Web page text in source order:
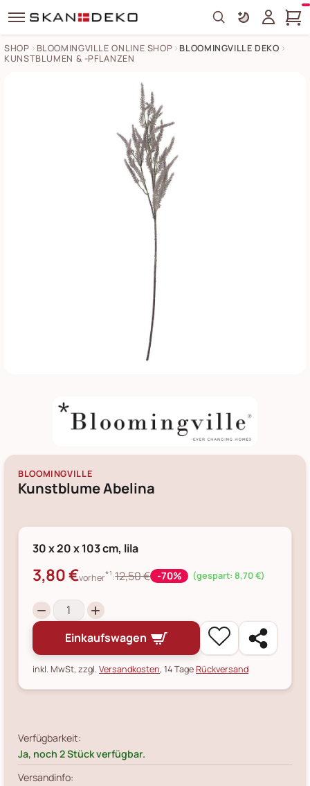
Search
SHOP BLOOMINGVILLE ONLINE SHOP
BLOOMINGVILLE DEKO
KUNSTBLUMEN & -PFLANZEN
BLOOMINGVILLE
Kunstblume Abelina
30 x 20 x 103 cm, lila
3,80 €vorher*¹:12,50 € -70% (gespart: 8,70 €)
Einkaufswagen
inkl. MwSt, zzgl.Versandkosten, 14 TageRückversand
Verfügbarkeit:
Ja, noch 2 Stück verfügbar.
Versandinfo: